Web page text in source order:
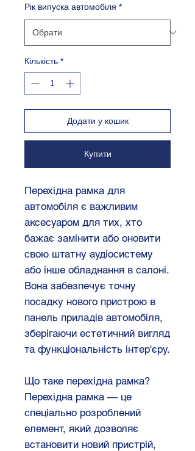
Рік випуска автомобіля *
Кількість *
Додати у кошик
Купити
Перехідна рамка для
автомобіля є важливим
аксесуаром для тих, хто
бажає замінити або оновити
свою штатну аудіосистему
або інше обладнання в салоні.
Вона забезпечує точну
посадку нового пристрою в
панель приладів автомобіля,
зберігаючи естетичний вигляд
та функціональність інтер'єру.
Що таке перехідна рамка?
Перехідна рамка — це
спеціально розроблений
елемент, який дозволяє
встановити новий пристрій,